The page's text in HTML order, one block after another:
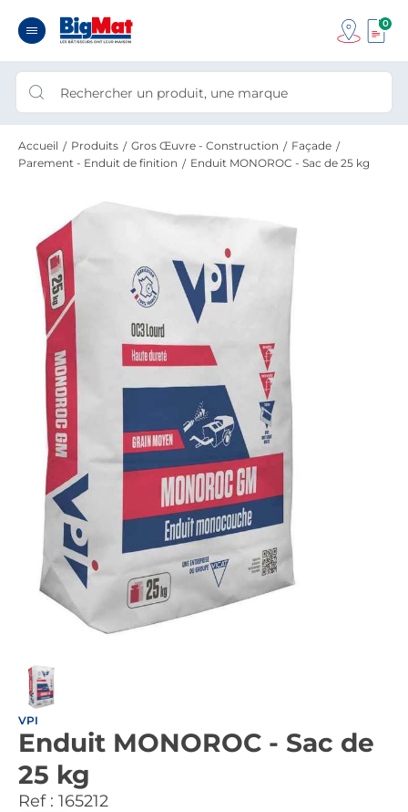
0
Accueil Produits Gros Œuvre - Construction
Façade
Parement - Enduit de finition
Enduit MONOROC - Sac de 25 kg
VPI
Enduit MONOROC - Sac de
25 kg
Ref : 165212